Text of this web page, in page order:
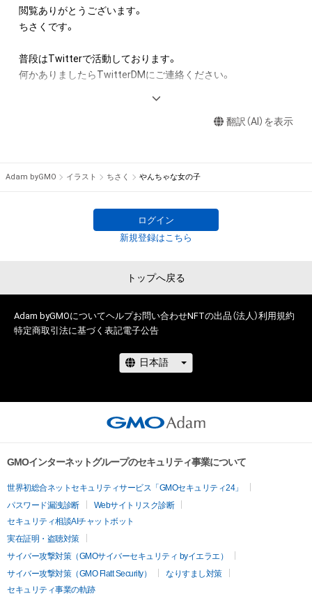
知的財産権を有することを意味しません。
・本アイテムの著作権を有する方、著作隣接権の権利者またはそ
アイテムの保有者が有する権利」の範囲を超えた行為、知的財産
権を侵害するおそれのある行為(改変、公開、配布、逆コンパイ
せん。)を行うことはできません。
・本アイテムに関する創作物の利用については、公序良俗や法令
保有者、その他第三者が損害を被った場合、その損害がいかなる
方、著作隣接権の権利者またはその管理委託を受けている者は、
何らの法的責任も負わないものとします。
閲覧ありがとうございます。
ちさくです。
普段はTwitterで活動しております。
何かありましたらTwitterDMにご連絡ください。
翻訳（AI）を表示
Adam byGMO イラスト ちさく やんちゃな女の子
ログイン
新規登録はこちら
トップへ戻る
Adam byGMOについてヘルプお問い合わせNFTの出品（法人）利用規約
特定商取引法に基づく表記電子公告
GMOインターネットグループのセキュリティ事業について
世界初総合ネットセキュリティサービス「GMOセキュリティ24」
パスワード漏洩診断
Webサイトリスク診断
セキュリティ相談AIチャットボット
実在証明・盗聴対策
サイバー攻撃対策（GMOサイバーセキュリティ byイエラエ）
サイバー攻撃対策（GMO Flatt Security）
なりすまし対策
セキュリティ事業の軌跡